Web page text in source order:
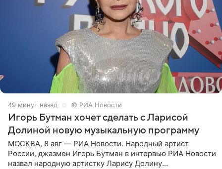
49 минут назад © РИА Новости
Игорь Бутман хочет сделать с Ларисой
Долиной новую музыкальную программу
МОСКВА, 8 авг — РИА Новости. Народный артист
России, джазмен Игорь Бутман в интервью РИА Новости
назвал народную артистку Ларису Долину